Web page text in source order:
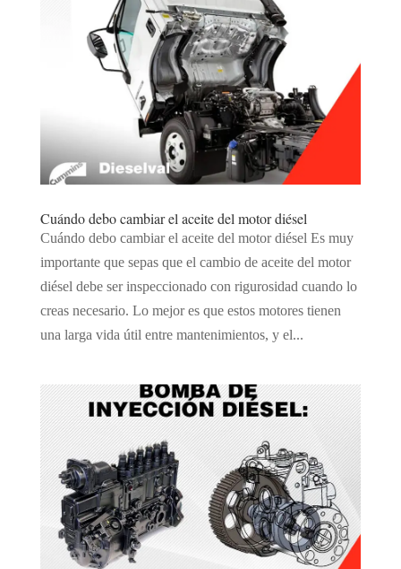
Cuándo debo cambiar el aceite del motor diésel
Cuándo debo cambiar el aceite del motor diésel Es muy
importante que sepas que el cambio de aceite del motor
diésel debe ser inspeccionado con rigurosidad cuando lo
creas necesario. Lo mejor es que estos motores tienen
una larga vida útil entre mantenimientos, y el...